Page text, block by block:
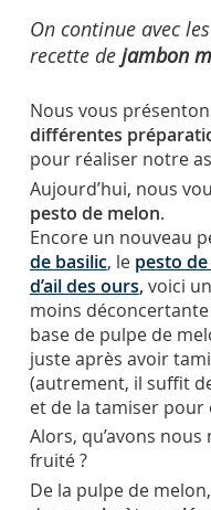
On continue avec
recette de jambon
Nous vous
différentes
pour réaliser notre
Aujourd’hui, nous
pesto de melon.
Encore un nouveau
de basilic, le pesto
d’ail des ours, voici
moins déconcertante
base de pulpe de
juste après avoir
(autrement, il suffit
et de la tamiser
Alors, qu’avons
fruité ?
De la pulpe de